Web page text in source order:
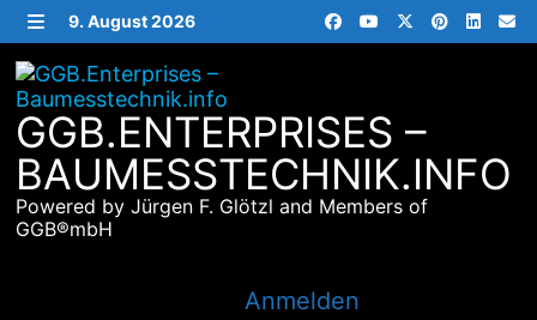
Zurück
zum
InhaltMENÜ
9. August 2026
GGB.ENTERPRISES –
BAUMESSTECHNIK.INFO
Powered by Jürgen F. Glötzl and Members of
GGB®mbH
Anmelden